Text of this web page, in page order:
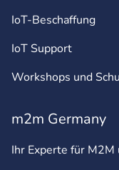
IoT-Beschaffung
IoT Support
Workshops und
m2m Germany
Ihr Experte für M2M